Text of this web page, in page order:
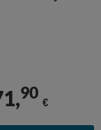
90
€